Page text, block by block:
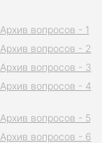
Архив вопросов - 1
Архив вопросов - 2
Архив вопросов - 3
Архив вопросов - 4
Архив вопросов - 5
Архив вопросов - 6